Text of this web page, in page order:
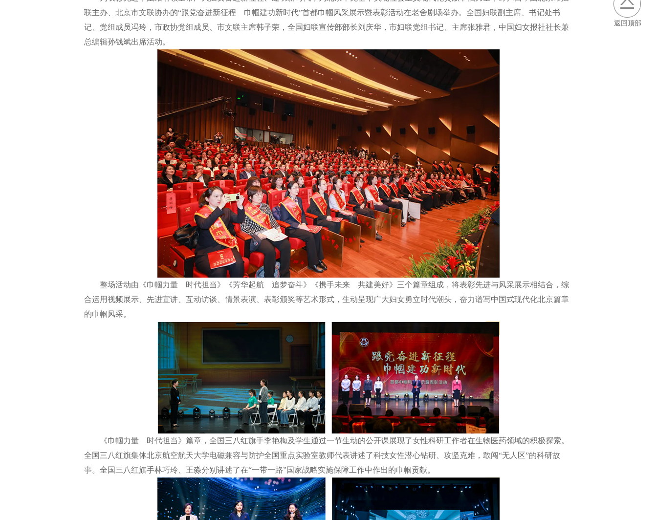
联主办、北京市文联协办的“跟党奋进新征程 巾帼建功新时代”首都巾帼风采展示暨表彰活动在老舍剧场举办。全国妇联副主席、书记处书
记、党组成员冯玲，市政协党组成员、市文联主席韩子荣，全国妇联宣传部部长刘庆华，市妇联党组书记、主席张雅君，中国妇女报社社长兼
总编辑孙钱斌出席活动。
整场活动由《巾帼力量 时代担当》《芳华起航 追梦奋斗》《携手未来 共建美好》三个篇章组成，将表彰先进与风采展示相结合，综
合运用视频展示、先进宣讲、互动访谈、情景表演、表彰颁奖等艺术形式，生动呈现广大妇女勇立时代潮头，奋力谱写中国式现代化北京篇章
的巾帼风采。
《巾帼力量 时代担当》篇章，全国三八红旗手李艳梅及学生通过一节生动的公开课展现了女性科研工作者在生物医药领域的积极探索。
全国三八红旗集体北京航空航天大学电磁兼容与防护全国重点实验室教师代表讲述了科技女性潜心钻研、攻坚克难，敢闯“无人区”的科研故
事。全国三八红旗手林巧玲、王淼分别讲述了在“一带一路”国家战略实施保障工作中作出的巾帼贡献。
返回顶部